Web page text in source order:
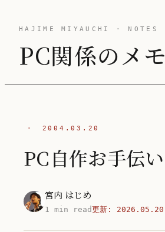
HAJIME MIYAUCHI · NOTES
PC関係のメモ
· 2004.03.20
PC自作お手伝い
宮内 はじめ
1 min read更新: 2026.05.20